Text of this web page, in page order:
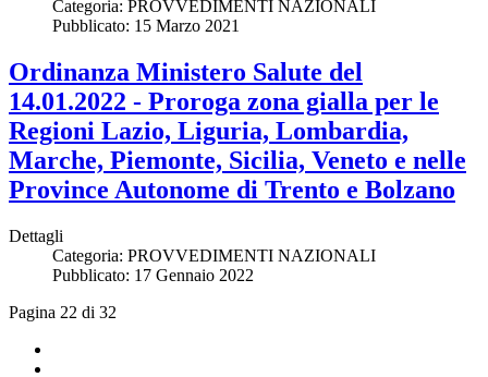
Categoria: PROVVEDIMENTI NAZIONALI
Pubblicato: 15 Marzo 2021
Ordinanza Ministero Salute del
14.01.2022 - Proroga zona gialla per le
Regioni Lazio, Liguria, Lombardia,
Marche, Piemonte, Sicilia, Veneto e nelle
Province Autonome di Trento e Bolzano
Dettagli
Categoria: PROVVEDIMENTI NAZIONALI
Pubblicato: 17 Gennaio 2022
Pagina 22 di 32